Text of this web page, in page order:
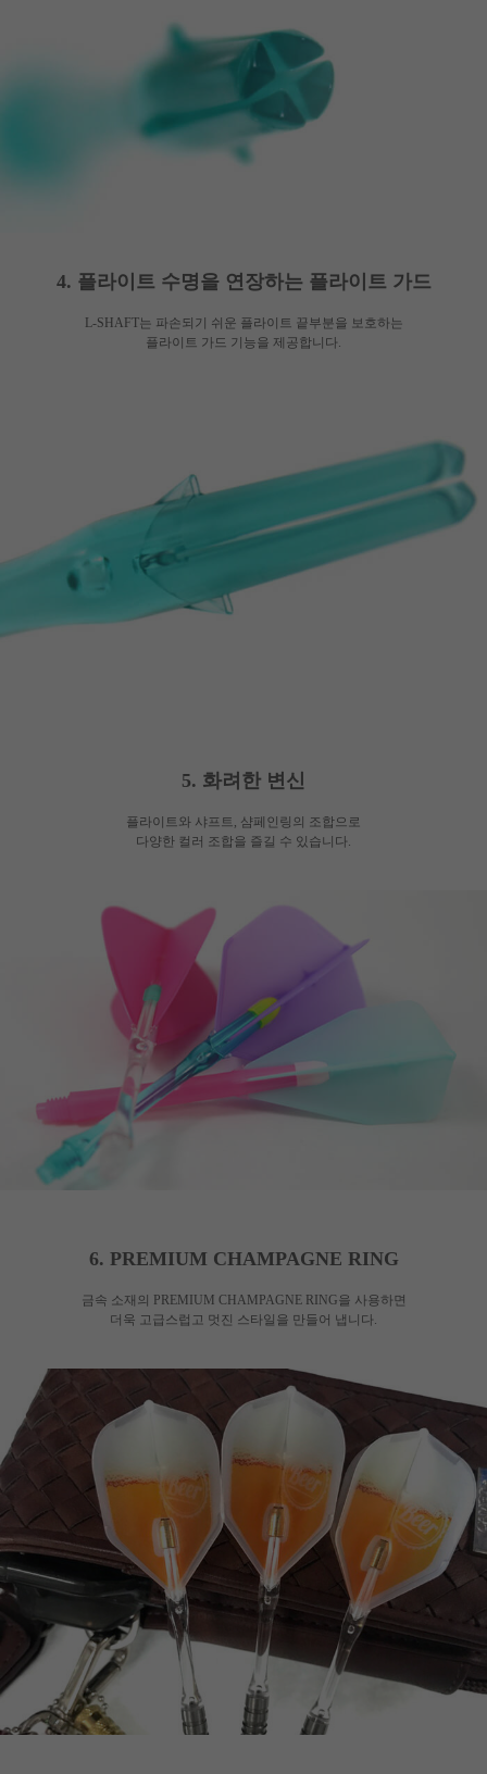
4. 플라이트 수명을 연장하는 플라이트 가드
L-SHAFT는 파손되기 쉬운 플라이트 끝부분을 보호하는
플라이트 가드 기능을 제공합니다.
5. 화려한 변신
플라이트와 샤프트, 샴페인링의 조합으로
다양한 컬러 조합을 즐길 수 있습니다.
6. PREMIUM CHAMPAGNE RING
금속 소재의 PREMIUM CHAMPAGNE RING을 사용하면
더욱 고급스럽고 멋진 스타일을 만들어 냅니다.